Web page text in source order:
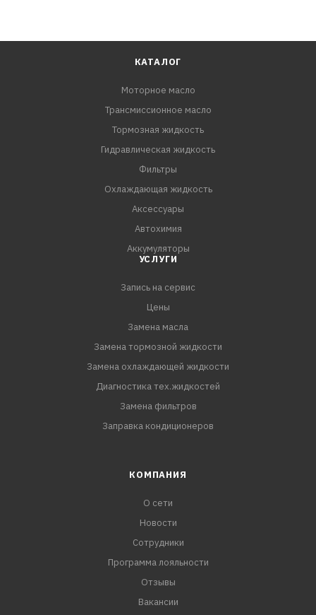
КАТАЛОГ
Моторное масло
Трансмиссионное масло
Тормозная жидкость
Гидравлическая жидкость
Фильтры
Охлаждающая жидкость
Аксессуары
Автохимия
Аккумуляторы
УСЛУГИ
Запись на сервис
Цены
Замена масла
Замена тормозной жидкости
Замена охлаждающей жидкости
Диагностика тех.жидкостей
Замена фильтров
Заправка кондиционеров
КОМПАНИЯ
О сети
Новости
Сотрудники
Программа лояльности
Отзывы
Вакансии